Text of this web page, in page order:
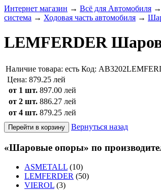
Интернет магазин → Всё для Автомобиля →
система → Ходовая часть автомобиля →
LEMFERDER
Наличие товара: есть Код:
Цена: 879.25 лей
от 1 шт. 897.00 лей
от 2 шт. 886.27 лей
от 4 шт. 879.25 лей
Вернуться назад
«Шаровые опоры» по
ASMETALL (10)
LEMFERDER (50)
VIEROL (3)